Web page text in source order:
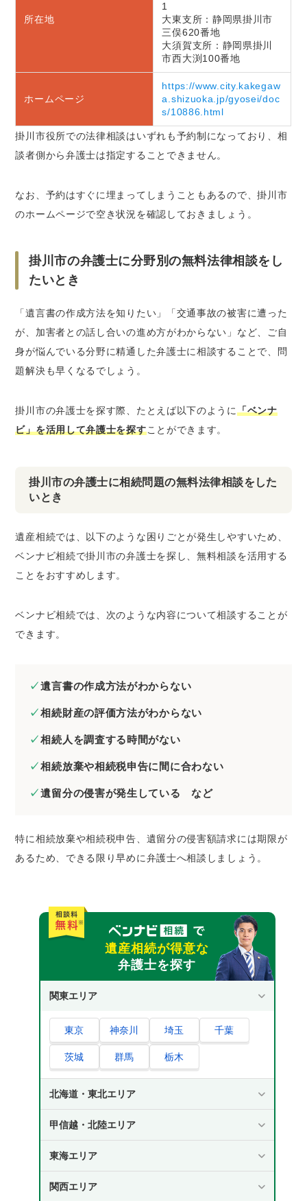
所在地
1
大東支所：静岡県掛川市
三俣620番地
大須賀支所：静岡県掛川
市西大渕100番地
ホームページ
https://www.city.kakegaw
a.shizuoka.jp/gyosei/doc
s/10886.html
掛川市役所での法律相談はいずれも予約制になっており、相
談者側から弁護士は指定することできません。
なお、予約はすぐに埋まってしまうこともあるので、掛川市
のホームページで空き状況を確認しておきましょう。
掛川市の弁護士に分野別の無料法律相談をし
たいとき
「遺言書の作成方法を知りたい」「交通事故の被害に遭った
が、加害者との話し合いの進め方がわからない」など、ご自
身が悩んでいる分野に精通した弁護士に相談することで、問
題解決も早くなるでしょう。
掛川市の弁護士を探す際、たとえば以下のように「ベンナ
ビ」を活用して弁護士を探すことができます。
掛川市の弁護士に相続問題の無料法律相談をした
いとき
遺産相続では、以下のような困りごとが発生しやすいため、
ベンナビ相続で掛川市の弁護士を探し、無料相談を活用する
ことをおすすめします。
ベンナビ相続では、次のような内容について相談することが
できます。
遺言書の作成方法がわからない
相続財産の評価方法がわからない
相続人を調査する時間がない
相続放棄や相続税申告に間に合わない
遺留分の侵害が発生している など
特に相続放棄や相続税申告、遺留分の侵害額請求には期限が
あるため、できる限り早めに弁護士へ相談しましょう。
遺産相続が得意な
弁護士を探す
関東エリア
東京 神奈川 埼玉 千葉
茨城 群馬 栃木
北海道・東北エリア
甲信越・北陸エリア
東海エリア
関西エリア